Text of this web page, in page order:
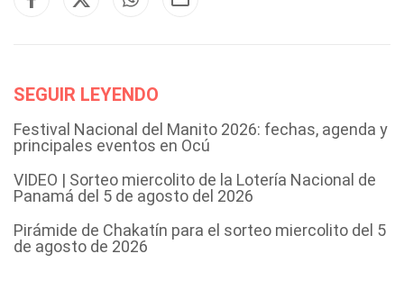
SEGUIR LEYENDO
Festival Nacional del Manito 2026: fechas, agenda y
principales eventos en Ocú
VIDEO | Sorteo miercolito de la Lotería Nacional de
Panamá del 5 de agosto del 2026
Pirámide de Chakatín para el sorteo miercolito del 5
de agosto de 2026